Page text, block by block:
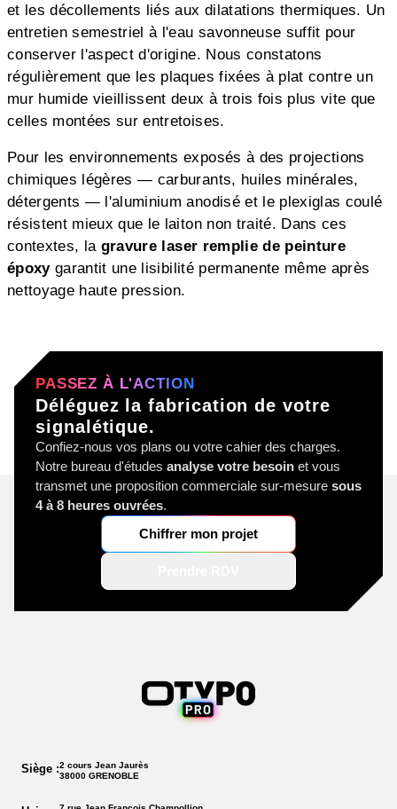
et les décollements liés aux dilatations thermiques. Un
entretien semestriel à l'eau savonneuse suffit pour
conserver l'aspect d'origine. Nous constatons
régulièrement que les plaques fixées à plat contre un
mur humide vieillissent deux à trois fois plus vite que
celles montées sur entretoises.
Pour les environnements exposés à des projections
chimiques légères — carburants, huiles minérales,
détergents — l'aluminium anodisé et le plexiglas coulé
résistent mieux que le laiton non traité. Dans ces
contextes, la gravure laser remplie de peinture
époxygarantit une lisibilité permanente même après
nettoyage haute pression.
PASSEZ À L'ACTION
Déléguez la fabrication de votre
signalétique.
Confiez-nous vos plans ou votre cahier des charges.
Notre bureau d'études analyse votre besoin et vous
transmet une proposition commerciale sur-mesure sous
4 à 8 heures ouvrées.
Chiffrer mon projet
Siège :2 cours Jean Jaurès
38000 GRENOBLE